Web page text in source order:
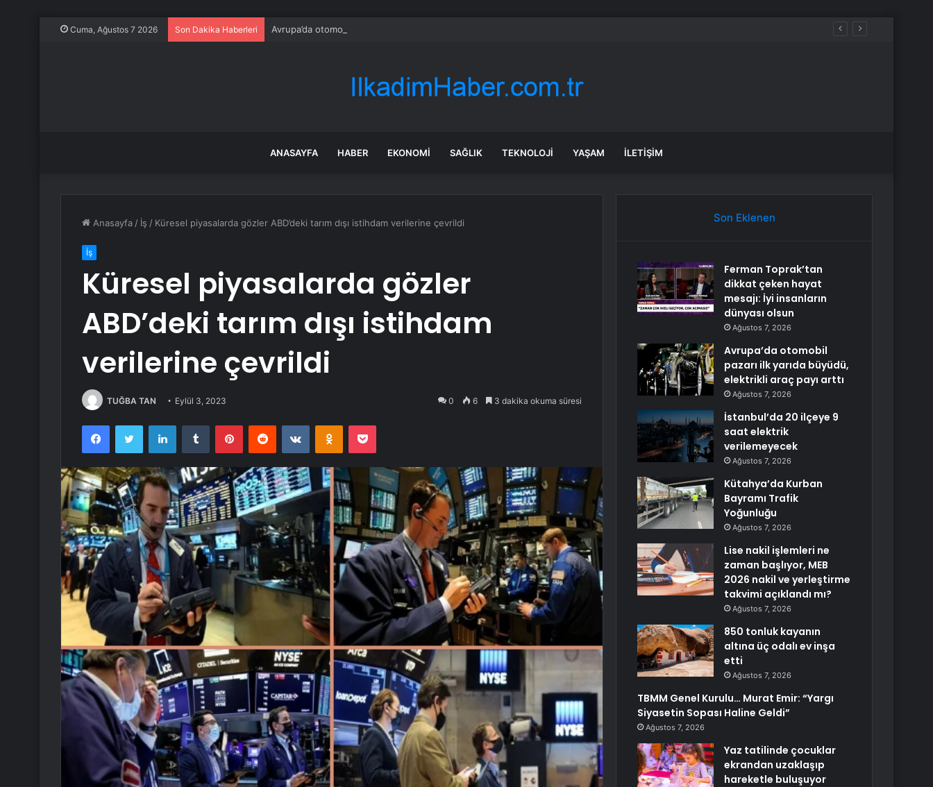
Cuma, Ağustos 7 2026 Son Dakika Haberleri Avrupa’da otomobil pazarı ilk yarıda büyüdü, elektrikli araç payı arttı
ANASAYFA HABER EKONOMI SAĞLIK TEKNOLOJI YAŞAM İLETIŞIM
Anasayfa / İş / Küresel piyasalarda gözler ABD’deki tarım dışı istihdam verilerine çevrildi
İş
Küresel piyasalarda gözler
ABD’deki tarım dışı istihdam
verilerine çevrildi
TUĞBA TAN Eylül 3, 2023 0 6 3 dakika okuma süresi
FacebookTwitter LinkedInTumblr PinterestReddit VKontakteOdnoklassniki
Pocket
Son Eklenen
Ferman Toprak’tan
dikkat çeken hayat
mesajı: İyi insanların
dünyası olsun
Ağustos 7, 2026
Avrupa’da otomobil
pazarı ilk yarıda büyüdü,
elektrikli araç payı arttı
Ağustos 7, 2026
İstanbul’da 20 ilçeye 9
saat elektrik
verilemeyecek
Ağustos 7, 2026
Kütahya’da Kurban
Bayramı Trafik
Yoğunluğu
Ağustos 7, 2026
Lise nakil işlemleri ne
zaman başlıyor, MEB
2026 nakil ve yerleştirme
takvimi açıklandı mı?
Ağustos 7, 2026
850 tonluk kayanın
altına üç odalı ev inşa
etti
Ağustos 7, 2026
TBMM Genel Kurulu… Murat Emir: “Yargı
Siyasetin Sopası Haline Geldi”
Ağustos 7, 2026
Yaz tatilinde çocuklar
ekrandan uzaklaşıp
hareketle buluşuyor